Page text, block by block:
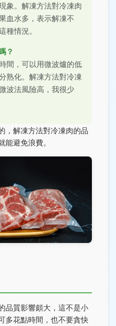
象。解凍方法對冷凍肉
血水多，表示解凍不
種情況。
？
間，可以用微波爐的低
熟化。解凍方法對冷凍
波法風險高，我很少
，解凍方法對冷凍肉的品
避免浪費。
品質影響頗大，這不是小
多花點時間，也不要貪快